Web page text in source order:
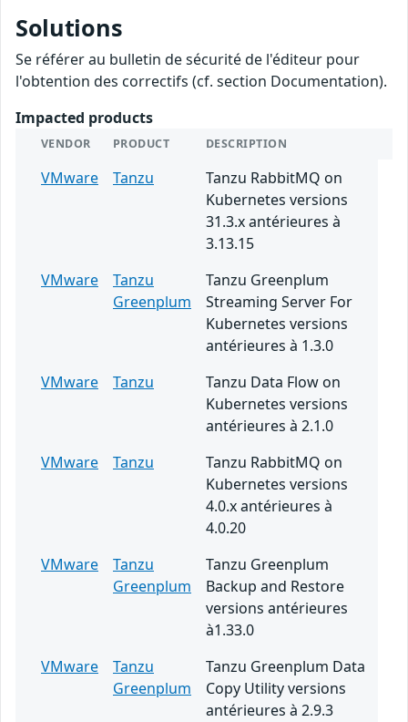
Solutions
Se référer au bulletin de sécurité de l'éditeur pour
l'obtention des correctifs (cf. section Documentation).
Impacted products
VENDOR PRODUCT DESCRIPTION
VMware Tanzu
Tanzu RabbitMQ on
Kubernetes versions
31.3.x antérieures à
3.13.15
VMware
Tanzu
Greenplum
Tanzu Greenplum
Streaming Server For
Kubernetes versions
antérieures à 1.3.0
VMware
Tanzu
Tanzu Data Flow on
Kubernetes versions
antérieures à 2.1.0
VMware
Tanzu
Tanzu RabbitMQ on
Kubernetes versions
4.0.x antérieures à
4.0.20
VMware
Tanzu
Greenplum
Tanzu Greenplum
Backup and Restore
versions antérieures
à1.33.0
VMware
Tanzu
Greenplum
Tanzu Greenplum Data
Copy Utility versions
antérieures à 2.9.3